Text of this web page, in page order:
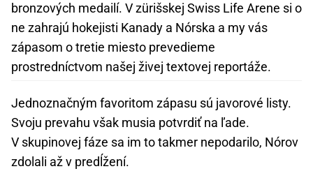
bronzových medailí. V zürišskej Swiss Life Arene si o
ne zahrajú hokejisti Kanady a Nórska a my vás
zápasom o tretie miesto prevedieme
prostredníctvom našej živej textovej reportáže.
Jednoznačným favoritom zápasu sú javorové listy.
Svoju prevahu však musia potvrdiť na ľade.
V skupinovej fáze sa im to takmer nepodarilo, Nórov
zdolali až v predĺžení.